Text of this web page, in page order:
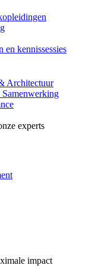
en kennissessies
Architectuur
experts
impact